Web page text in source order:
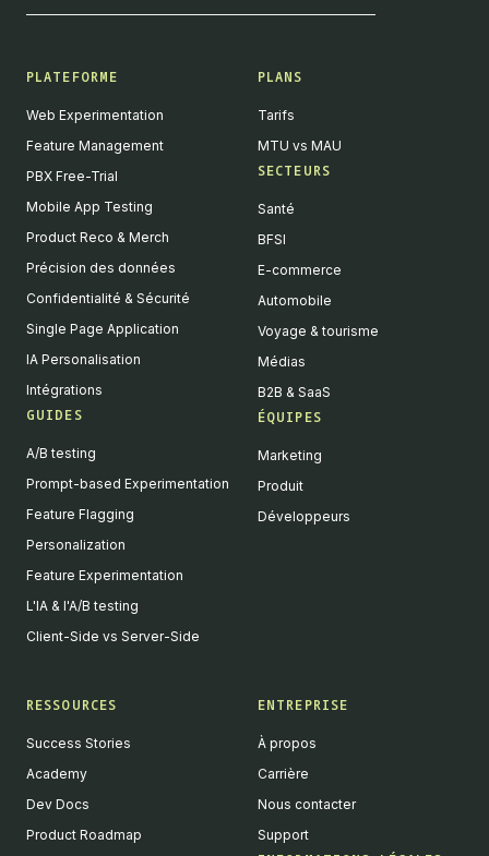
PLATEFORME
Web Experimentation
Feature Management
PBX Free-Trial
Mobile App Testing
Product Reco & Merch
Précision des données
Confidentialité & Sécurité
Single Page Application
IA Personalisation
Intégrations
GUIDES
A/B testing
Prompt-based Experimentation
Feature Flagging
Personalization
Feature Experimentation
L'IA & l'A/B testing
Client-Side vs Server-Side
PLANS
Tarifs
MTU vs MAU
SECTEURS
Santé
BFSI
E-commerce
Automobile
Voyage & tourisme
Médias
B2B & SaaS
ÉQUIPES
Marketing
Produit
Développeurs
RESSOURCES
Success Stories
Academy
Dev Docs
Product Roadmap
ENTREPRISE
À propos
Carrière
Nous contacter
Support